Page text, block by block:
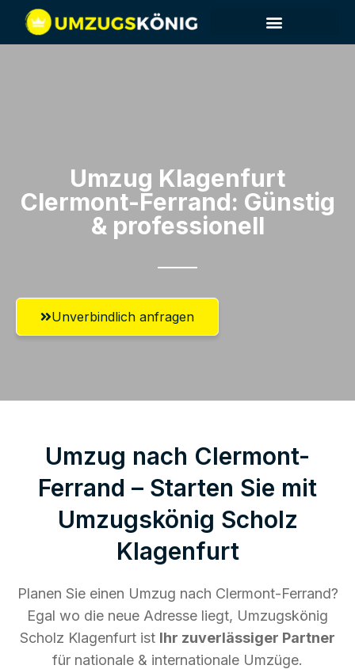
Umzug Klagenfurt​
Clermont-Ferrand: Günstig
& professionell​
Unverbindlich anfragen
Umzug nach Clermont-
Ferrand – Starten Sie mit
Umzugskönig Scholz
Klagenfurt
Planen Sie einen Umzug nach Clermont-Ferrand?
Egal wo die neue Adresse liegt, Umzugskönig
Scholz Klagenfurt ist Ihr zuverlässiger Partner
für nationale & internationale Umzüge.